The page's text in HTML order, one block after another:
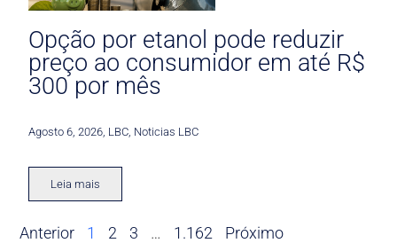
Opção por etanol pode reduzir
preço ao consumidor em até R$
300 por mês
Agosto 6, 2026 LBC Noticias LBC
Leia mais
Anterior 1 2 3 … 1.162 Próximo